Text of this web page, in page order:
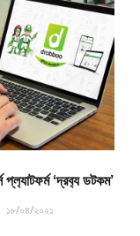
প্ল‍্যাটফর্ম ‘দ্রব‍্য ডটকম’
১৮/০৪/২০২১